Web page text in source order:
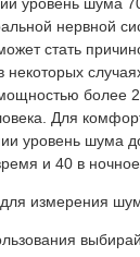
нервной
стать
некоторых
более
Для
уровень шума
и 40 в ночное.
измерения